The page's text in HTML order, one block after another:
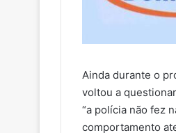
Ainda durante o
voltou a
“a polícia não fez
comportamento